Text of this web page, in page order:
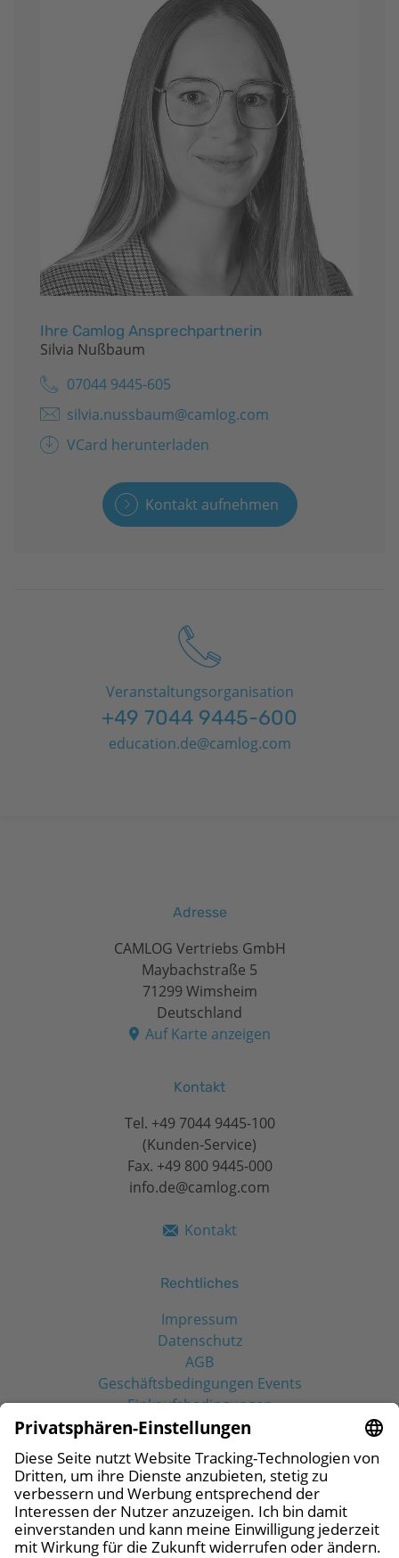
Ihre Camlog Ansprechpartnerin
Silvia Nußbaum
07044 9445-605
silvia.nussbaum@camlog.com
VCard herunterladen
Kontakt aufnehmen
Veranstaltungsorganisation
+49 7044 9445-600
education.de@camlog.com
Adresse
CAMLOG Vertriebs GmbH
Maybachstraße 5
71299 Wimsheim
Deutschland
Auf Karte anzeigen
Kontakt
Tel. +49 7044 9445-100
(Kunden-Service)
Fax. +49 800 9445-000
info.de@camlog.com
Kontakt
Rechtliches
Impressum
Datenschutz
AGB
Geschäftsbedingungen Events
Einkaufsbedingungen
Social Media